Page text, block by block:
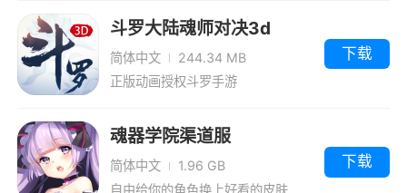
单，上手起来也相当的容易，在这款游戏里，玩
家们能够收获到不一样的快感~
斗罗大陆魂师对决3d
简体中文
244.34 MB
正版动画授权斗罗手游
下载
魂器学院渠道服
简体中文
1.96 GB
自由给你的角色换上好看的皮肤
下载